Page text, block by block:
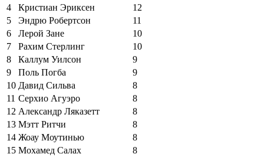
4
Кристиан Эриксен
12
5
Эндрю Робертсон
11
6
Лерой Зане
10
7
Рахим Стерлинг
10
8
Каллум Уилсон
9
9
Поль Погба
9
10 Давид Сильва
8
11 Серхио Агуэро
8
12 Александр Ляказетт
8
13 Мэтт Ритчи
8
14 Жоау Моутинью
8
15 Мохамед Салах 8